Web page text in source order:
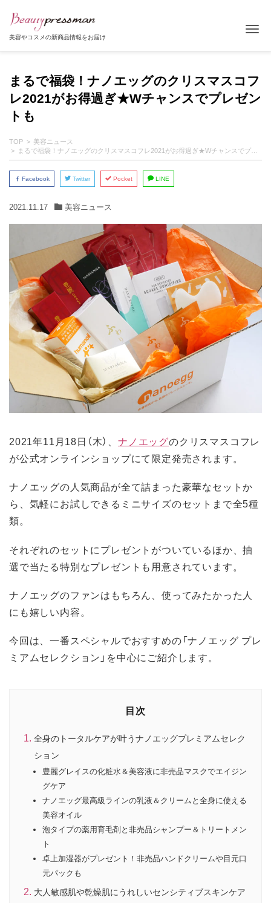
美容やコスメの新商品情報をお届け
まるで福袋！ナノエッグのクリスマスコフ
レ2021がお得過ぎ★Wチャンスでプレゼン
トも
TOP
美容ニュース
まるで福袋！ナノエッグのクリスマスコフレ2021がお得過ぎ★Wチャンスでプレゼントも
Facebook Twitter Pocket LINE
2021.11.17 美容ニュース
2021年11月18日（木）、 ナノエッグのクリスマスコフレ
が公式オンラインショップにて限定発売されます。
ナノエッグの人気商品が全て詰まった豪華なセットか
ら、気軽にお試しできるミニサイズのセットまで全5種
類。
それぞれのセットにプレゼントがついているほか、抽
選で当たる特別なプレゼントも用意されています。
ナノエッグのファンはもちろん、使ってみたかった人
にも嬉しい内容。
今回は、一番スペシャルでおすすめの「ナノエッグ プレ
ミアムセレクション」を中心にご紹介します。
目次
全身のトータルケアが叶うナノエッグプレミアムセレク
ション
豊麗グレイスの化粧水＆美容液に非売品マスクでエイジン
グケア
ナノエッグ最高級ラインの乳液＆クリームと全身に使える
美容オイル
泡タイプの薬用育毛剤と非売品シャンプー＆トリートメン
ト
卓上加湿器がプレゼント！非売品ハンドクリームや目元口
元パックも
大人敏感肌や乾燥肌にうれしいセンシティブスキンケア